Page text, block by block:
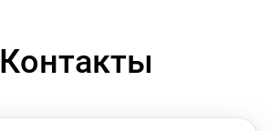
Контакты